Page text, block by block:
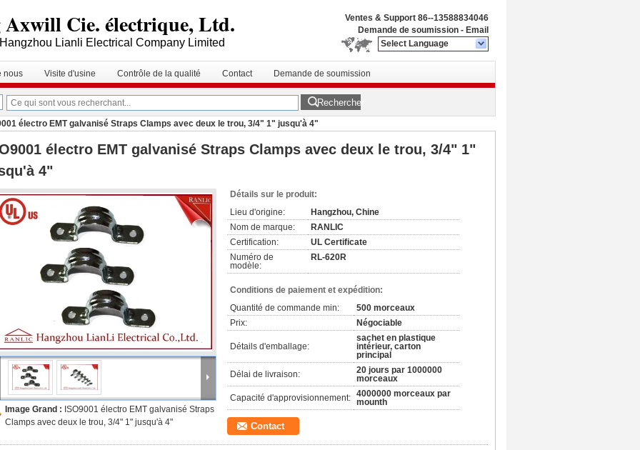
Cie. électrique, Ltd.
Lianli Electrical Company Limited
Ventes & Support 86--13588834046
Demande de soumission - Email
Select Language
nous Visite d'usine Contrôle de la qualité Contact Demande de soumission
Rechercher
électro EMT galvanisé Straps Clamps avec deux le trou, 3/4" 1" jusqu'à 4"
électro EMT galvanisé Straps Clamps avec deux le trou, 3/4" 1"
4"
Image Grand : ISO9001 électro EMT galvanisé Straps
Clamps avec deux le trou, 3/4" 1" jusqu'à 4"
Détails sur le produit:
Lieu d'origine:
Hangzhou, Chine
Nom de marque:
RANLIC
Certification:
UL Certificate
Numéro de
modèle:
RL-620R
Conditions de paiement et expédition:
Quantité de commande min:
500 morceaux
Prix:
Négociable
Détails d'emballage:
sachet en plastique
intérieur, carton
principal
Délai de livraison:
20 jours par 1000000
morceaux
Capacité d'approvisionnement: 4000000 morceaux par
mounth
Contact